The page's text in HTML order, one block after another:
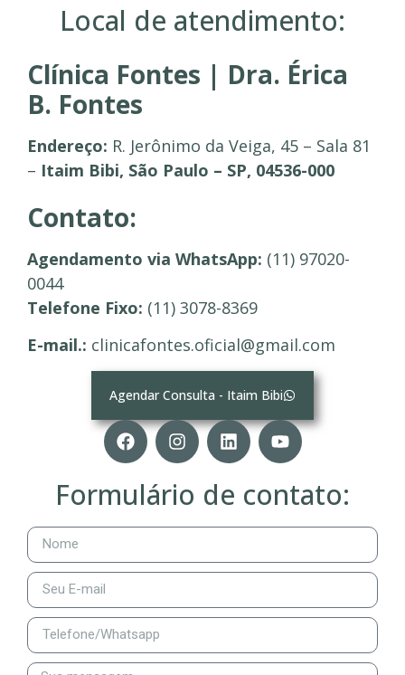
Local de atendimento:
Clínica Fontes | Dra. Érica
B. Fontes
Endereço: R. Jerônimo da Veiga, 45 – Sala 81
– Itaim Bibi, São Paulo – SP, 04536-000
Contato:
Agendamento via WhatsApp: (11) 97020-
0044
Telefone Fixo: (11) 3078-8369
E-mail.: clinicafontes.oficial@gmail.com
Agendar Consulta - Itaim Bibi
Formulário de contato: